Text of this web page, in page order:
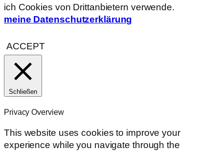
ich Cookies von Drittanbietern verwende.
meine Datenschutzerklärung
ACCEPT
Schließen
Privacy Overview
This website uses cookies to improve your
experience while you navigate through the